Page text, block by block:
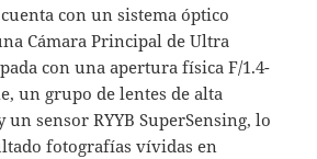
con un sistema óptico
Cámara Principal de Ultra
con una apertura física F/1.4-
un grupo de lentes de alta
sensor RYYB SuperSensing, lo
fotografías vívidas en